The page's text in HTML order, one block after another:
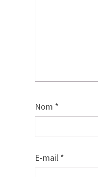
Nom *
E-mail *